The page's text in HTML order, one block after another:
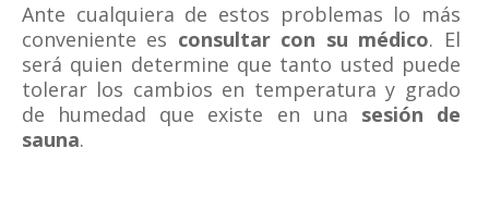
Ante cualquiera de estos problemas lo más
conveniente es consultar con su médico. El
será quien determine que tanto usted puede
tolerar los cambios en temperatura y grado
de humedad que existe en una sesión de
sauna.